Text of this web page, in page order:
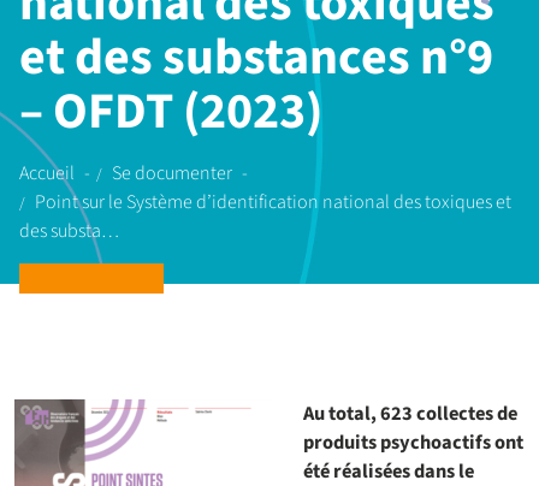
et des substances n°9
– OFDT (2023)
Accueil
Se documenter
Point sur le Système d’identification national des toxiques et
des substa…
Au total, 623 collectes de
produits psychoactifs ont
été réalisées dans le